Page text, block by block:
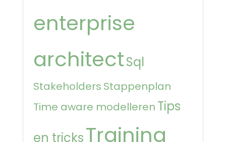
enterprise
architectSql
Stakeholders Stappenplan
Time aware modelleren Tips
en tricksTraining